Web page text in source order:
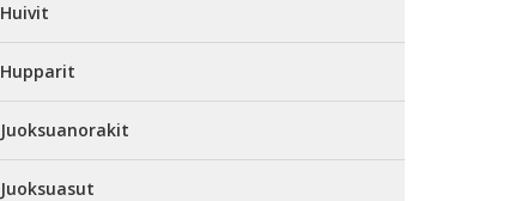
Huivit
Hupparit
Juoksuanorakit
Juoksuasut